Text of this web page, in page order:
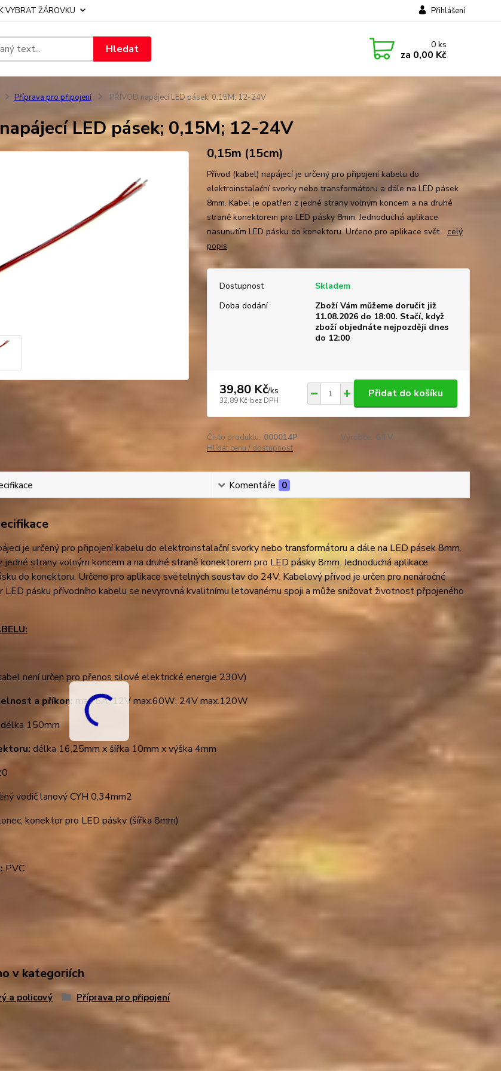
VYBRAT ŽÁROVKU Přihlášení
Hledat 0ks
za 0,00 Kč
Příprava pro připojení PŘÍVOD napájecí LED pásek; 0,15M; 12-24V
LED pásek; 0,15M; 12-24V
0,15m (15cm)
Přívod (kabel) napájecí je určený pro připojení kabelu do
elektroinstalační svorky nebo transformátoru a dále na LED pásek
8mm. Kabel je opatřen z jedné strany volným koncem a na druhé
straně konektorem pro LED pásky 8mm. Jednoduchá aplikace
nasunutím LED pásku do konektoru. Určeno pro aplikace svět... celý
popis
Dostupnost
Skladem
Doba dodání
Zboží Vám můžeme doručit již
11.08.2026 do 18:00. Stačí, když
zboží objednáte nejpozději dnes
do 12:00
39,80 Kč/ks
32,89 Kč bez DPH
Přidat do košíku
Číslo produktu: 000014P Výrobce: GTV
Hlídat cenu / dostupnost
Komentáře 0
je určený pro připojení kabelu do elektroinstalační svorky nebo transformátoru a dále na LED pásek 8mm.
jedné strany volným koncem a na druhé straně konektorem pro LED pásky 8mm. Jednoduchá aplikace
do konektoru. Určeno pro aplikace světelných soustav do 24V. Kabelový přívod je určen pro nenáročné
LED pásku přívodního kabelu se nevyrovná kvalitnímu letovanému spoji a může snižovat životnost přpojeného
není určen pro přenos silové elektrické energie 230V)
a příkon: max 5A; 12V max.60W; 24V max.120W
délka 150mm
délka 16,25mm x šířka 10mm x výška 4mm
vodič lanový CYH 0,34mm2
konektor pro LED pásky (šířka 8mm)
PVC
v kategoriích
a policový
Příprava pro připojení